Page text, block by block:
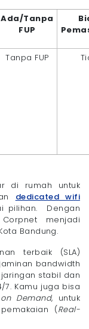
Ada/Tanpa
FUP
Tanpa FUP
di rumah untuk
dedicated wifi
pilihan. Dengan
Corpnet menjadi
Bandung.
terbaik (SLA)
bandwidth
jaringan stabil dan
7. Kamu juga bisa
Demand, untuk
(Real-